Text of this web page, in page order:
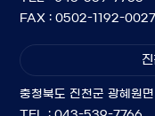
FAX : 0502-1192-0027
충청북도 진천군 광혜원